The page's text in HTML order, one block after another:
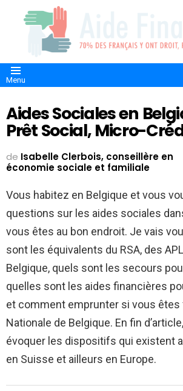
Menu
Aides Sociales en
Prêt Social, Micro-
de Isabelle Clerbois, conseillère en
économie sociale et familiale
Vous habitez en Belgique et vous
questions sur les aides sociales
vous êtes au bon endroit. Je vais
sont les équivalents du RSA, des
Belgique, quels sont les secours
quelles sont les aides financières
et comment emprunter si vous êtes
Nationale de Belgique. En fin
évoquer les dispositifs qui existent
en Suisse et ailleurs en Europe.